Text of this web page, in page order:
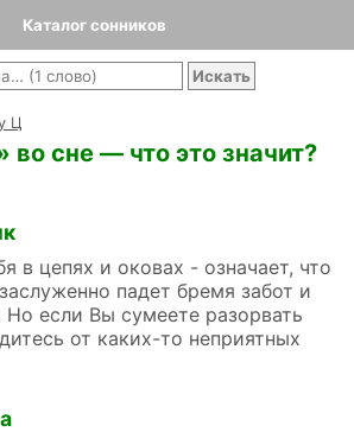
Каталог сонников
Ц
во сне — что это значит?
в цепях и оковах - означает, что
падет бремя забот и
Но если Вы сумеете разорвать
от каких-то неприятных